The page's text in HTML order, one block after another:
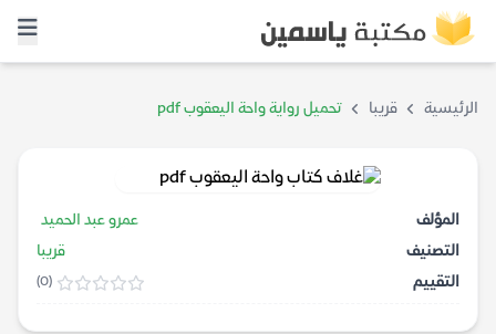
الرئيسية قريبا تحميل رواية واحة اليعقوب pdf
المؤلف
عمرو عبد الحميد
التصنيف
قريبا
التقييم
(0)